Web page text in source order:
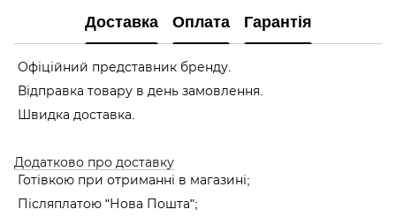
Доставка Оплата Гарантія
Офіційний представник бренду.
Відправка товару в день замовлення.
Швидка доставка.
Додатково про доставку
Готівкою при отриманні в магазині;
Післяплатою "Нова Пошта";